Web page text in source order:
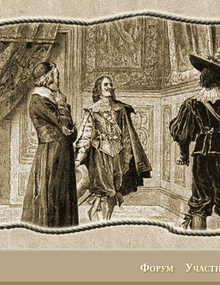
Форум